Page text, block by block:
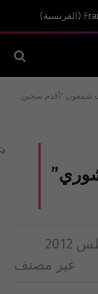
( الفرنسية)
سجين أشوري” في سجون الأسد
غير مصنف